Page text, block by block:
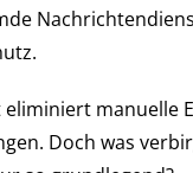
manuelle
Doch was